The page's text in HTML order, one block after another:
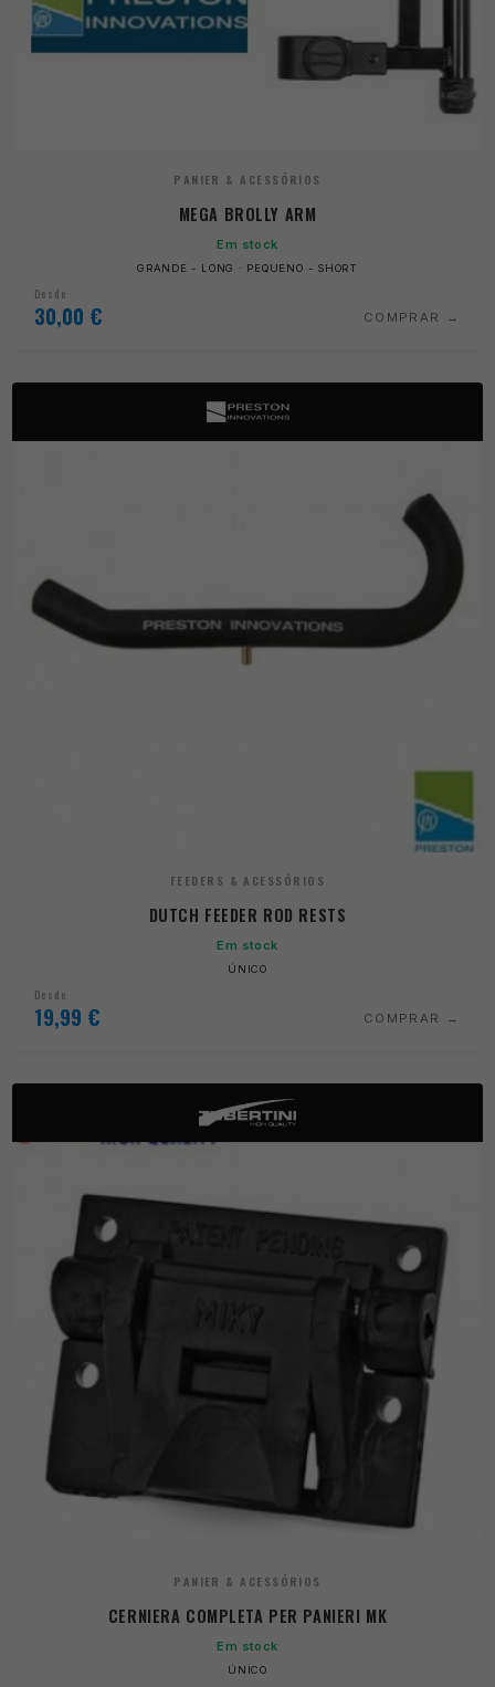
PANIER & ACESSÓRIOS
MEGA BROLLY ARM
Em stock
GRANDE - LONG · PEQUENO - SHORT
Desde
30,00 € COMPRAR
FEEDERS & ACESSÓRIOS
DUTCH FEEDER ROD RESTS
Em stock
ÚNICO
Desde
19,99 € COMPRAR
PANIER & ACESSÓRIOS
CERNIERA COMPLETA PER PANIERI MK
Em stock
ÚNICO